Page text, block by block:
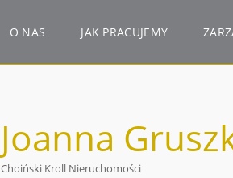
O NAS JAK PRACUJEMY
Joanna
Choiński Kroll Nieruchomości